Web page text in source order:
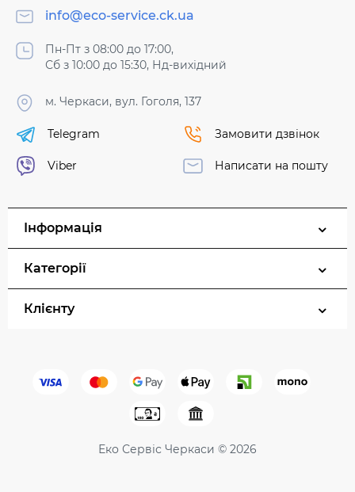
info@eco-service.ck.ua
Пн-Пт з 08:00 до 17:00,
Сб з 10:00 до 15:30, Нд-вихідний
м. Черкаси, вул. Гоголя, 137
Telegram
Viber
Замовити дзвінок
Написати на пошту
Інформація
Категорії
Клієнту
Еко Сервіс Черкаси © 2026